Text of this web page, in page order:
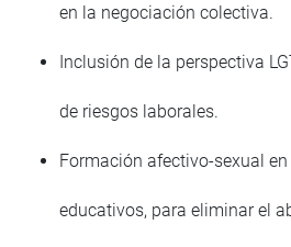
en la negociación colectiva.
Inclusión de la perspectiva
de riesgos laborales.
Formación afectivo-sexual
educativos, para eliminar el